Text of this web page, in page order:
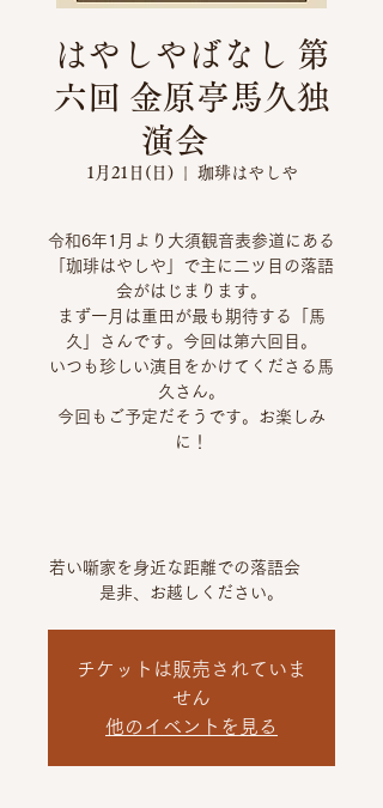
はやしやばなし 第
六回 金原亭馬久独
演会
1月21日(日)
  |
珈琲はやしや
令和6年1月より大須観音表参道にある
「珈琲はやしや」で主に二ツ目の落語
会がはじまります。
まず一月は重田が最も期待する「馬
久」さんです。今回は第六回目。
いつも珍しい演目をかけてくださる馬
久さん。
今回もご予定だそうです。お楽しみ
に！
若い噺家を身近な距離での落語会
是非、お越しください。
チケットは販売されていま
せん
他のイベントを見る